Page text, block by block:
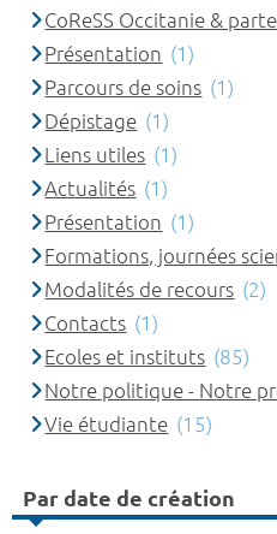
CoReSS Occitanie &
Présentation (1)
Parcours de soins (1)
Dépistage (1)
Liens utiles (1)
Actualités (1)
Présentation (1)
Formations, journées
Modalités de recours (2)
Contacts (1)
Ecoles et instituts (85)
Notre politique - Notre
Vie étudiante (15)
Par date de création